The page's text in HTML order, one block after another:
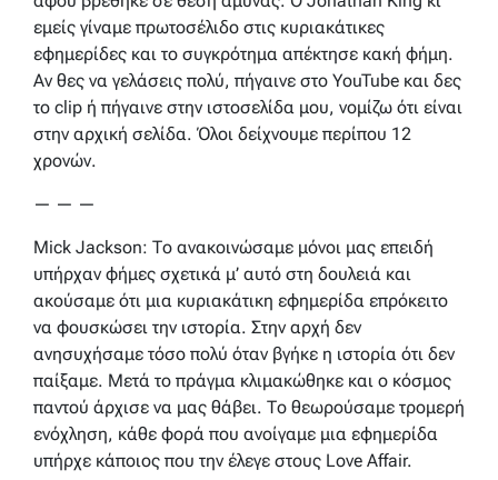
εμείς γίναμε πρωτοσέλιδο στις κυριακάτικες
εφημερίδες και το συγκρότημα απέκτησε κακή φήμη.
Αν θες να γελάσεις πολύ, πήγαινε στο YouTube και δες
το clip ή πήγαινε στην ιστοσελίδα μου, νομίζω ότι είναι
στην αρχική σελίδα. Όλοι δείχνουμε περίπου 12
χρονών.
— — —
Mick Jackson: Το ανακοινώσαμε μόνοι μας επειδή
υπήρχαν φήμες σχετικά μ’ αυτό στη δουλειά και
ακούσαμε ότι μια κυριακάτικη εφημερίδα επρόκειτο
να φουσκώσει την ιστορία. Στην αρχή δεν
ανησυχήσαμε τόσο πολύ όταν βγήκε η ιστορία ότι δεν
παίξαμε. Μετά το πράγμα κλιμακώθηκε και ο κόσμος
παντού άρχισε να μας θάβει. Το θεωρούσαμε τρομερή
ενόχληση, κάθε φορά που ανοίγαμε μια εφημερίδα
υπήρχε κάποιος που την έλεγε στους Love Affair.